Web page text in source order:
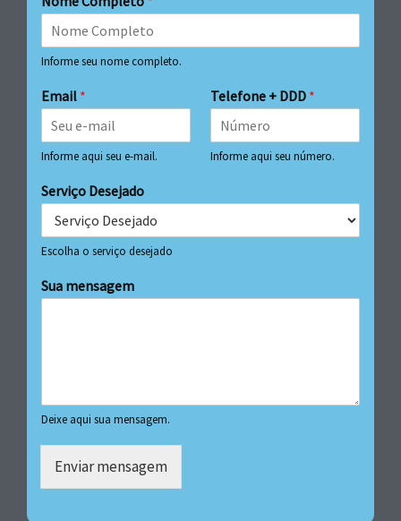
Informe seu nome completo.
Email *
Informe aqui seu e-mail.
Telefone + DDD *
Informe aqui seu número.
Serviço Desejado
Escolha o serviço desejado
Sua mensagem
Deixe aqui sua mensagem.
Enviar mensagem